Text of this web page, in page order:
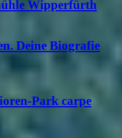
Wipperfürth
Deine Biografie
Park carpe